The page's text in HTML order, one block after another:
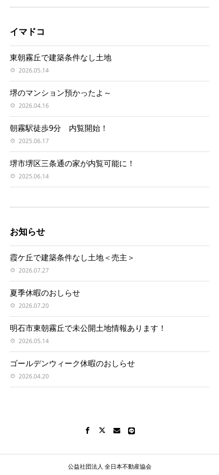
イマドコ
東朝霧丘で建築条件なし土地
2026.05.14
堺のマンション預かったよ～
2026.04.16
朝霧駅徒歩9分 内覧開始！
2025.06.17
堺市堺区三条通の家が内覧可能に！
2025.06.14
お知らせ
霞ケ丘で建築条件なし土地＜売主＞
2026.07.27
夏季休暇のおしらせ
2026.07.20
明石市東朝霧丘で未公開土地情報あります！
2026.05.14
ゴールデンウィーク休暇のおしらせ
2026.04.20
公益社団法人 全日本不動産協会